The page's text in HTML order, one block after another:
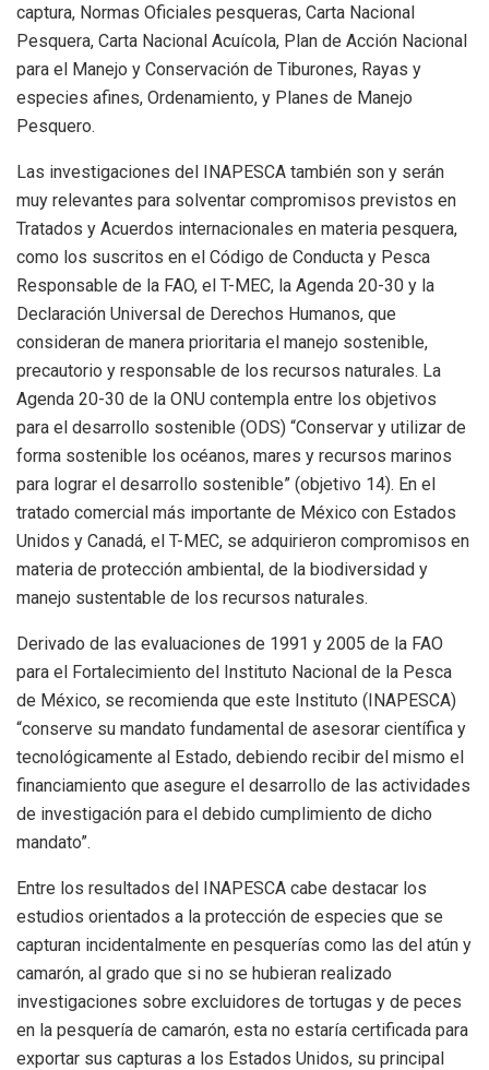
captura, Normas Oficiales pesqueras, Carta Nacional
Pesquera, Carta Nacional Acuícola, Plan de Acción Nacional
para el Manejo y Conservación de Tiburones, Rayas y
especies afines, Ordenamiento, y Planes de Manejo
Pesquero.
Las investigaciones del INAPESCA también son y serán
muy relevantes para solventar compromisos previstos en
Tratados y Acuerdos internacionales en materia pesquera,
como los suscritos en el Código de Conducta y Pesca
Responsable de la FAO, el T-MEC, la Agenda 20-30 y la
Declaración Universal de Derechos Humanos, que
consideran de manera prioritaria el manejo sostenible,
precautorio y responsable de los recursos naturales. La
Agenda 20-30 de la ONU contempla entre los objetivos
para el desarrollo sostenible (ODS) “Conservar y utilizar de
forma sostenible los océanos, mares y recursos marinos
para lograr el desarrollo sostenible” (objetivo 14). En el
tratado comercial más importante de México con Estados
Unidos y Canadá, el T-MEC, se adquirieron compromisos en
materia de protección ambiental, de la biodiversidad y
manejo sustentable de los recursos naturales.
Derivado de las evaluaciones de 1991 y 2005 de la FAO
para el Fortalecimiento del Instituto Nacional de la Pesca
de México, se recomienda que este Instituto (INAPESCA)
“conserve su mandato fundamental de asesorar científica y
tecnológicamente al Estado, debiendo recibir del mismo el
financiamiento que asegure el desarrollo de las actividades
de investigación para el debido cumplimiento de dicho
mandato”.
Entre los resultados del INAPESCA cabe destacar los
estudios orientados a la protección de especies que se
capturan incidentalmente en pesquerías como las del atún y
camarón, al grado que si no se hubieran realizado
investigaciones sobre excluidores de tortugas y de peces
en la pesquería de camarón, esta no estaría certificada para
exportar sus capturas a los Estados Unidos, su principal